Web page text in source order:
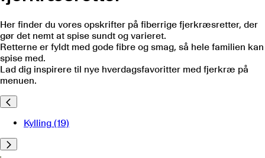
Her finder du vores opskrifter på fiberrige fjerkræsretter, der
gør det nemt at spise sundt og varieret.
Retterne er fyldt med gode fibre og smag, så hele familien kan
spise med.
Lad dig inspirere til nye hverdagsfavoritter med fjerkræ på
menuen.
Kylling (19)